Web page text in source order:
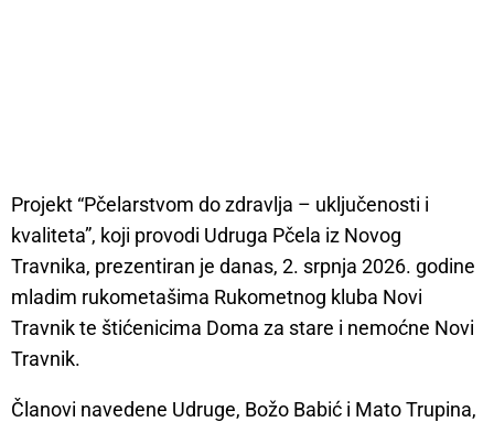
Projekt “Pčelarstvom do zdravlja – uključenosti i
kvaliteta”, koji provodi Udruga Pčela iz Novog
Travnika, prezentiran je danas, 2. srpnja 2026. godine
mladim rukometašima Rukometnog kluba Novi
Travnik te štićenicima Doma za stare i nemoćne Novi
Travnik.
Članovi navedene Udruge, Božo Babić i Mato Trupina,